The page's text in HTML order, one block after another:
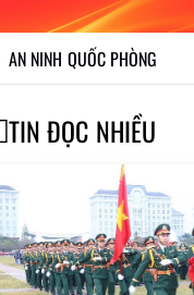
AN NINH QUỐC PHÒNG
TIN ĐỌC NHIỀU